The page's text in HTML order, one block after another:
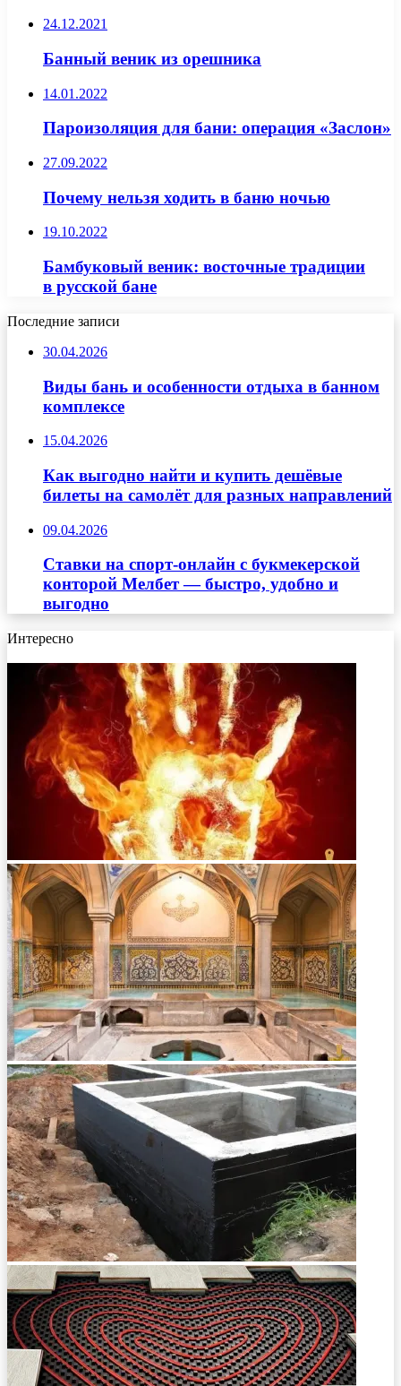
24.12.2021
Банный веник из орешника
14.01.2022
Пароизоляция для бани: операция «Заслон»
27.09.2022
Почему нельзя ходить в баню ночью
19.10.2022
Бамбуковый веник: восточные традиции
в русской бане
Последние записи
30.04.2026
Виды бань и особенности отдыха в банном
комплексе
15.04.2026
Как выгодно найти и купить дешёвые
билеты на самолёт для разных направлений
09.04.2026
Ставки на спорт-онлайн с букмекерской
конторой Мелбет — быстро, удобно и
выгодно
Интересно